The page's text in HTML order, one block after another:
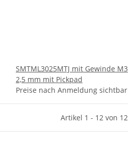
SMTML3025MTJ mit Gewinde M3
2,5 mm mit Pickpad
Preise nach Anmeldung sichtbar
Artikel 1 - 12 von 12